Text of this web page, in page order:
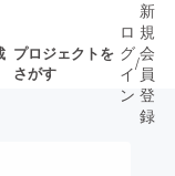
プロジェクトを
さがす
ロ
グ
イ
ン
/
新
規
会
員
登
録